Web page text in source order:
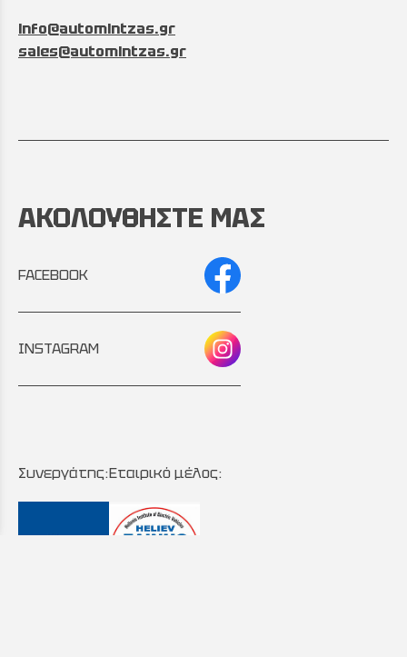
info@automintzas.gr
sales@automintzas.gr
ΑΚΟΛΟΥΘΗΣΤΕ ΜΑΣ
FACEBOOK
INSTAGRAM
Συνεργάτης:Εταιρικό μέλος: